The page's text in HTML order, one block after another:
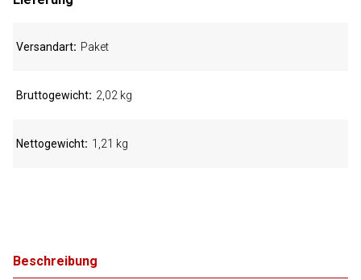
Beschreibung
Versandart Paket
Bruttogewicht 2,02 kg
Nettogewicht 1,21 kg